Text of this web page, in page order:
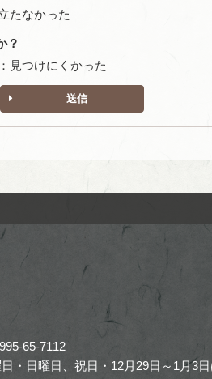
たなかった
？
見つけにくかった
送信
65-7112
・日曜日、祝日・12月29日～1月3